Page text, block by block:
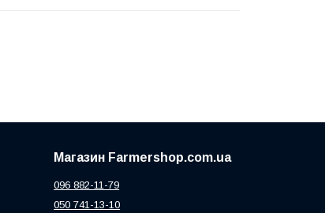
Магазин Farmershop.com.ua
096 882-11-79
050 741-13-10